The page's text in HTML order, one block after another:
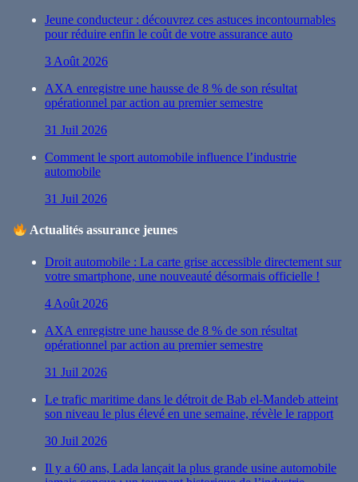
Jeune conducteur : découvrez ces astuces incontournables
pour réduire enfin le coût de votre assurance auto
3 Août 2026
AXA enregistre une hausse de 8 % de son résultat
opérationnel par action au premier semestre
31 Juil 2026
Comment le sport automobile influence l’industrie
automobile
31 Juil 2026
Actualités assurance jeunes
Droit automobile : La carte grise accessible directement sur
votre smartphone, une nouveauté désormais officielle !
4 Août 2026
AXA enregistre une hausse de 8 % de son résultat
opérationnel par action au premier semestre
31 Juil 2026
Le trafic maritime dans le détroit de Bab el-Mandeb atteint
son niveau le plus élevé en une semaine, révèle le rapport
30 Juil 2026
Il y a 60 ans, Lada lançait la plus grande usine automobile